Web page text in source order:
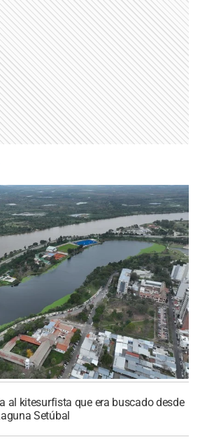
al kitesurfista que era buscado desde
Setúbal